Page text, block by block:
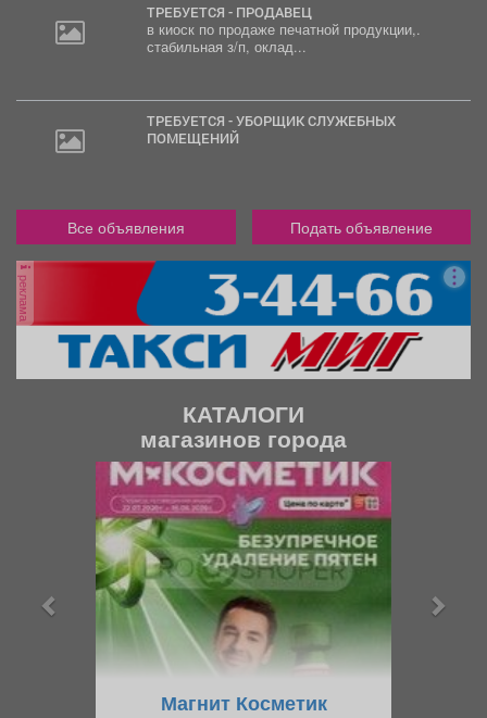
ТРЕБУЕТСЯ - ПРОДАВЕЦ
в киоск по продаже печатной продукции,.
стабильная з/п, оклад...
ТРЕБУЕТСЯ - УБОРЩИК СЛУЖЕБНЫХ
ПОМЕЩЕНИЙ
Все объявления Подать объявление
реклама
КАТАЛОГИ
магазинов города
Магнит Косметик